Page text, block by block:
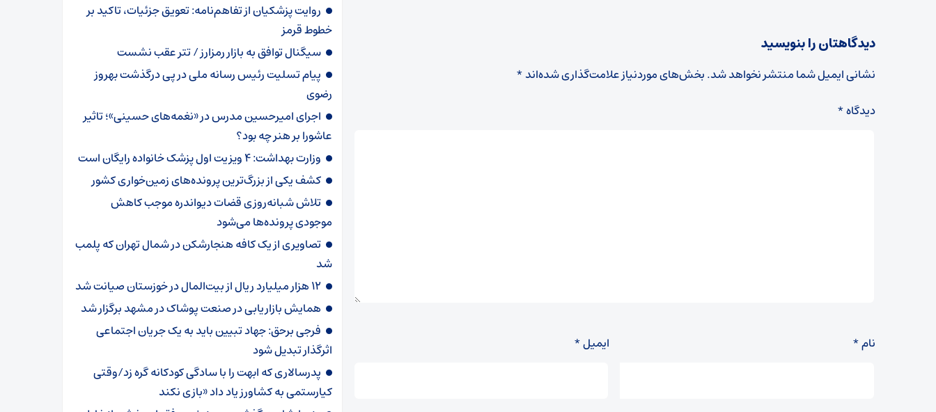
دیدگاهتان را بنویسید
نشانی ایمیل شما منتشر نخواهد شد.بخش‌های موردنیاز علامت‌گذاری شده‌اند*
دیدگاه*
نام* ایمیل*
روایت پزشکیان از تفاهم‌نامه: تعویق جزئیات، تاکید بر
خطوط قرمز
سیگنال توافق به بازار رمزارز / تتر عقب نشست
پیام تسلیت رئیس رسانه ملی در پی درگذشت بهروز
رضوی
اجرای امیرحسین مدرس در «نغمه‌های حسینی»؛ تاثیر
عاشورا بر هنر چه بود؟
وزارت بهداشت: ۴ ویزیت اول پزشک خانواده رایگان است
کشف یکی از بزرگ‌ترین پرونده‌های زمین‌خواری کشور
تلاش شبانه‌روزی قضات دیواندره موجب کاهش
موجودی پرونده‌ها می‌شود
تصاویری از یک کافه هنجارشکن در شمال تهران که پلمب
شد
۱۲ هزار میلیارد ریال از بیت‌المال در خوزستان صیانت شد
همایش بازاریابی در صنعت پوشاک در مشهد برگزار شد
فرجی برحق: جهاد تبیین باید به یک جریان اجتماعی
اثرگذار تبدیل شود
پدرسالاری که ابهت را با سادگی کودکانه گره زد/وقتی
کیارستمی به کشاورز یاد داد «بازی نکند